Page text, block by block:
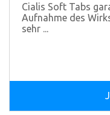
Cialis Soft Tabs
Aufnahme des
sehr ...